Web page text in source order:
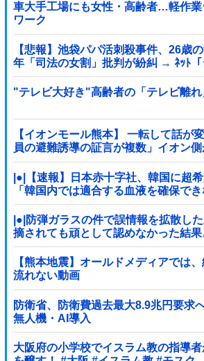
車大手工場にも女性・高齢者…軽作業
ワーク
【悲報】池袋パパ活刺殺事件、26歳
年「司法の女割」批判が紛糾 → ﾈｯﾄ
罪より軽くて草」ｗｗｗｗｗｗｗｗ
"テレビ大好き"高齢者の「テレビ離
【イオンモール熊本】 一転して話が
員の避難誘導の証言が複数」イオン
していた疑い
|●|【速報】日本赤十字社、韓国に超
「韓国内では適合する血液を確保で
で4回目
|●|防弾ガラスの件で誤情報を拡散し
摘されても頑として認めなかった結
【熊本地震】オールドメディアでは
流れない動画
防衛省、防衛費過去最大8.9兆円要求
無人機・AI導入
大阪府の小学校でイスラム教の指導